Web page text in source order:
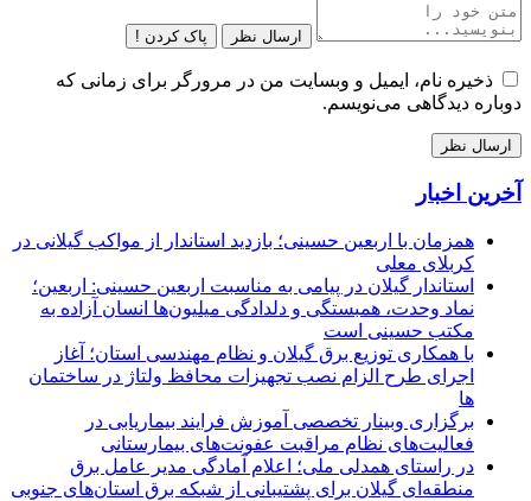
ارسال نظر پاک کردن !
ذخیره نام، ایمیل و وبسایت من در مرورگر برای زمانی که
دوباره دیدگاهی می‌نویسم.
آخرین اخبار
همزمان با اربعین حسینی؛ بازدید استاندار از مواکب گیلانی در
کربلای معلی
استاندار گیلان در پیامی به مناسبت اربعین حسینی: اربعین؛
نماد وحدت، همبستگی و دلدادگی میلیون‌ها انسان آزاده به
مکتب حسینی است
با همکاری توزیع برق گیلان و نظام مهندسی استان؛ آغاز
اجرای طرح الزام نصب تجهیزات محافظ ولتاژ در ساختمان
ها
برگزاری وبینار تخصصی آموزش فرایند بیماریابی در
فعالیت‌های نظام مراقبت عفونت‌های بیمارستانی
در راستای همدلی ملی؛ اعلام آمادگی مدیر عامل برق
منطقه‌ای گیلان برای پشتیبانی از شبكه برق استان‌های جنوبی